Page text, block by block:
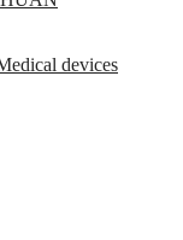
devices